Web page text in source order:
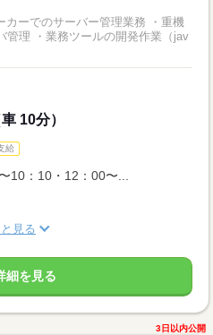
カーでのサーバー管理業務 ・重機
管理 ・業務ツールの開発作業（jav
10分）
給
10：10・12：00〜...
見る
細を見る
3日以内公開